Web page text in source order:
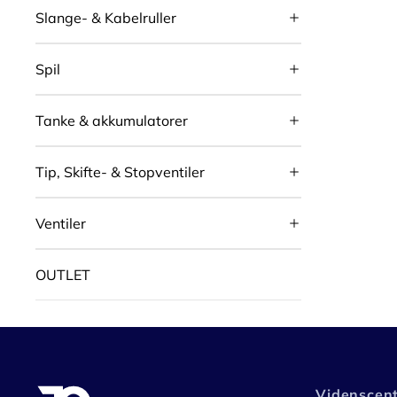
Slange- & Kabelruller
Spil
Tanke & akkumulatorer
Tip, Skifte- & Stopventiler
Ventiler
OUTLET